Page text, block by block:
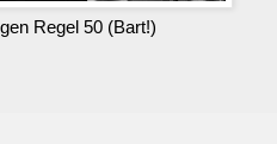
Regel 50 (Bart!)